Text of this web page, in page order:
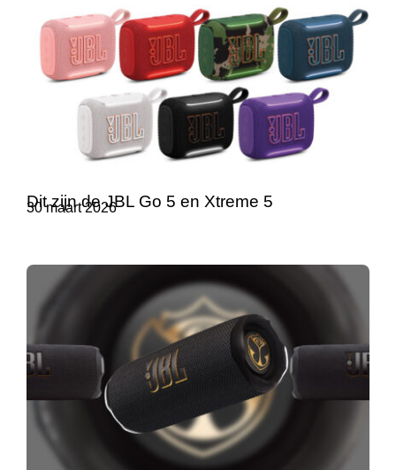
Dit zijn de JBL Go 5 en Xtreme 5
30 maart 2026